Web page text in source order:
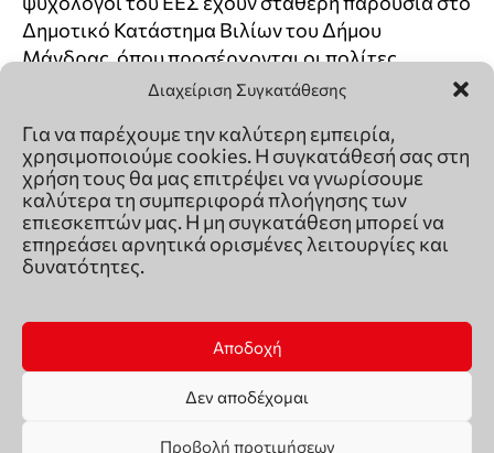
Διαχείριση Συγκατάθεσης
Για να παρέχουμε την καλύτερη εμπειρία,
χρησιμοποιούμε cookies. Η συγκατάθεσή σας στη
χρήση τους θα μας επιτρέψει να γνωρίσουμε
καλύτερα τη συμπεριφορά πλοήγησης των
επιεσκεπτών μας. Η μη συγκατάθεση μπορεί να
επηρεάσει αρνητικά ορισμένες λειτουργίες και
δυνατότητες.
Αποδοχή
Δεν αποδέχομαι
Προβολή προτιμήσεων